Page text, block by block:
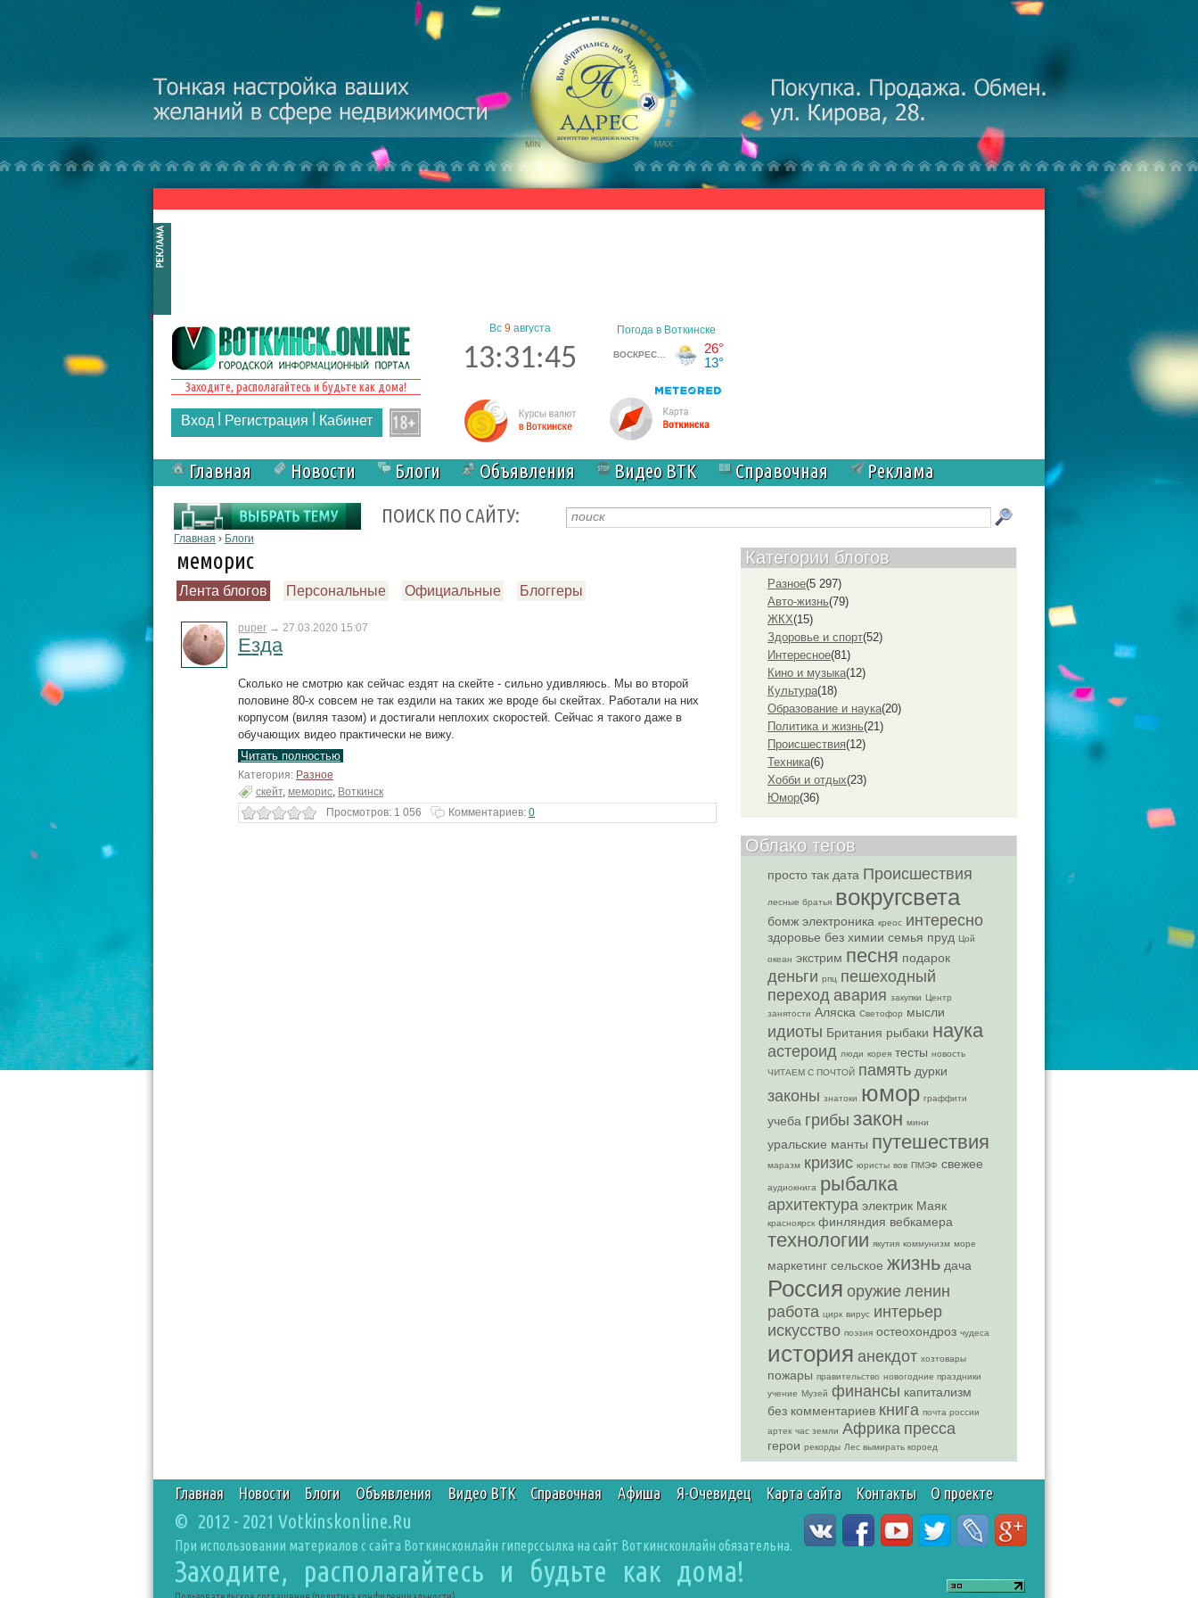
Заходите, располагайтесь и будьте как дома!
Вход Регистрация Кабинет
Вс 9августа
13:31:45
Главная Новости Блоги Объявления Видео ВТК Справочная
Реклама
ПОИСК ПО САЙТУ:
Форма поиска
Вы здесь
Главная › Блоги
меморис
Лента блогов Персональные Официальные Блоггеры
puper → 27.03.2020 15:07
Езда
Сколько не смотрю как сейчас ездят на скейте - сильно удивляюсь. Мы во второй
половине 80-х совсем не так ездили на таких же вроде бы скейтах. Работали на них
корпусом (виляя тазом) и достигали неплохих скоростей. Сейчас я такого даже в
обучающих видео практически не вижу.
Читать полностью
Категория: Разное
скейт, меморис, Воткинск
Просмотров: 1 056
Комментариев: 0
Категории блогов
Разное(5 297)
Авто-жизнь(79)
ЖКХ(15)
Здоровье и спорт(52)
Интересное(81)
Кино и музыка(12)
Культура(18)
Образование и наука(20)
Политика и жизнь(21)
Проиcшествия(12)
Техника(6)
Хобби и отдых(23)
Юмор(36)
Облако тегов
просто так дата Происшествия
лесные братья вокругсвета
бомж электроника креос интересно
здоровье без химии семья пруд Цой
океан экстрим песня подарок
деньги рпц пешеходный
переход авария закупки Центр
занятости Аляска Светофор мысли
идиоты Британия рыбаки наука
астероид люди корея тесты новость
ЧИТАЕМ С ПОЧТОЙ память дурки
законы знатоки юмор граффити
учеба грибы закон мини
уральские манты путешествия
маразм кризис юристы вов ПМЭФ свежее
аудиокнига рыбалка
архитектура электрик Маяк
красноярск финляндия вебкамера
технологии якутия коммунизм море
маркетинг сельское жизнь дача
Россия оружие ленин
работа цирк вирус интерьер
искусство поэзия остеохондроз чудеса
история анекдот хозтовары
пожары правительство новогодние праздники
учение Музей финансы капитализм
без комментариев книга почта россии
артек час земли Африка пресса
герои рекорды Лес вымирать короед
Главная Новости Блоги Объявления Видео ВТК Справочная Афиша Я-Очевидец Карта сайта Контакты О проекте
© 2012 - 2021 Votkinskonline.Ru
При использовании материалов с сайта Воткинсконлайн гиперссылка на сайт Воткинсконлайн обязательна.
Заходите, располагайтесь и будьте как дома!